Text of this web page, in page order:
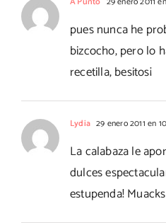
pues nunca he
bizcocho, pero lo
recetilla, besitos¡
Lydia 29 enero 2011 en
La calabaza le
dulces
estupenda! Muacks